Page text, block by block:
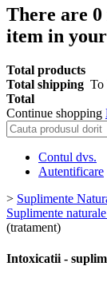
There are 0
item in
Total products
Total shipping To
Total
Continue shopping
Contul dvs.
Autentificare
> Suplimente
Suplimente
(tratament)
Intoxicatii -